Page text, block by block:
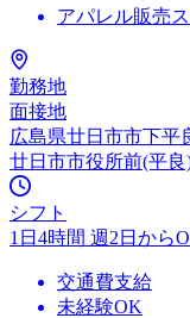
アパレル販売
勤務地
面接地
広島県廿日市市下平
廿日市市役所前(平
シフト
1日4時間 週2日から
交通費支給
未経験OK